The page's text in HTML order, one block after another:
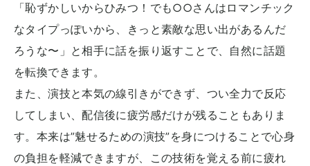
「恥ずかしいからひみつ！でも○○さんはロマンチック
なタイプっぽいから、きっと素敵な思い出があるんだ
ろうな〜」と相手に話を振り返すことで、自然に話題
を転換できます。
また、演技と本気の線引きができず、つい全力で反応
してしまい、配信後に疲労感だけが残ることもありま
す。本来は”魅せるための演技”を身につけることで心身
の負担を軽減できますが、この技術を覚える前に疲れ